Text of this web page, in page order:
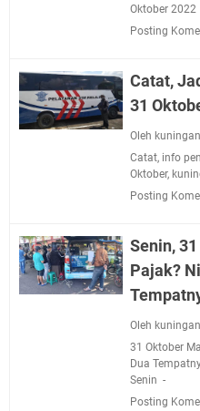
Luragung, Ini
Layanan
Embun Pagi
Pembersih
Kuningan
Sangat Seru
Uniku Jadi
Dokumen
Oktober 2022
Posting
Catat,
31
Oleh
Catat, info
Oktober,
Posting
Senin,
Pajak?
Oleh
31 Oktober
Dua
Senin
Posting